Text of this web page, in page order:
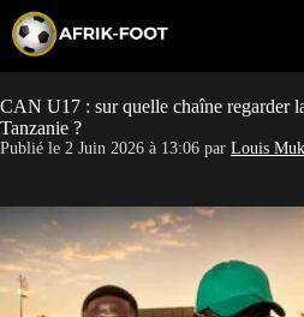
p
o
c
o
t
e
t
CAN
Pays
Clubs
CAN U17 : sur quelle chaîne regarder
Tanzanie ?
Publié le 2 Juin 2026 à 13:06 par Louis